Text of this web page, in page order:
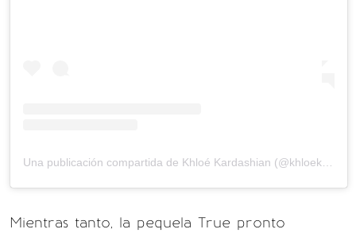
Mientras tanto, la pequela True pronto